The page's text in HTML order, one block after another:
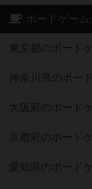
ボードゲーム
東京都のボード
神奈川県のボー
大阪府のボード
京都府のボード
愛知県のボード